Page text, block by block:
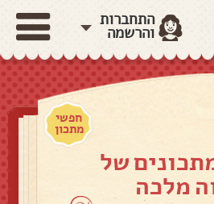
התחברות
והרשמה
חפשי
מתכון
של
מלכה